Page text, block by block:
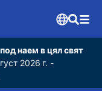
наем в цял свят
2026 г. -